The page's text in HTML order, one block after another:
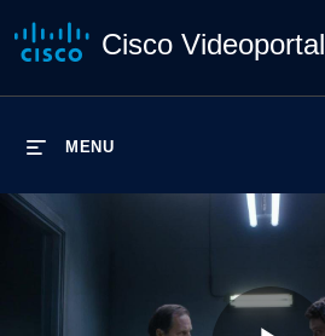
Cisco Videoportal
MENU